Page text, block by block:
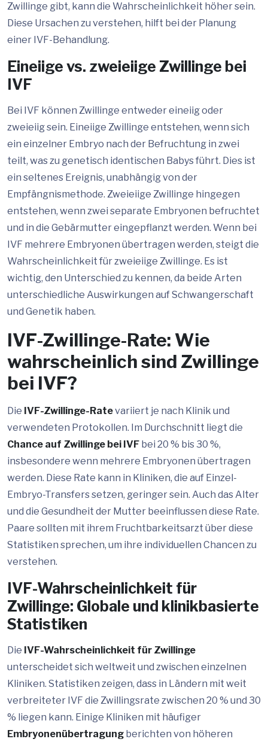
Zwillinge gibt, kann die Wahrscheinlichkeit höher sein.
Diese Ursachen zu verstehen, hilft bei der Planung
einer IVF-Behandlung.
Eineiige vs. zweieiige Zwillinge bei
IVF
Bei IVF können Zwillinge entweder eineiig oder
zweieiig sein. Eineiige Zwillinge entstehen, wenn sich
ein einzelner Embryo nach der Befruchtung in zwei
teilt, was zu genetisch identischen Babys führt. Dies ist
ein seltenes Ereignis, unabhängig von der
Empfängnismethode. Zweieiige Zwillinge hingegen
entstehen, wenn zwei separate Embryonen befruchtet
und in die Gebärmutter eingepflanzt werden. Wenn bei
IVF mehrere Embryonen übertragen werden, steigt die
Wahrscheinlichkeit für zweieiige Zwillinge. Es ist
wichtig, den Unterschied zu kennen, da beide Arten
unterschiedliche Auswirkungen auf Schwangerschaft
und Genetik haben.
IVF-Zwillinge-Rate: Wie
wahrscheinlich sind Zwillinge
bei IVF?
Die IVF-Zwillinge-Ratevariiert je nach Klinik und
verwendeten Protokollen. Im Durchschnitt liegt die
Chance auf Zwillinge bei IVF bei 20 % bis 30 %,
insbesondere wenn mehrere Embryonen übertragen
werden. Diese Rate kann in Kliniken, die auf Einzel-
Embryo-Transfers setzen, geringer sein. Auch das Alter
und die Gesundheit der Mutter beeinflussen diese Rate.
Paare sollten mit ihrem Fruchtbarkeitsarzt über diese
Statistiken sprechen, um ihre individuellen Chancen zu
verstehen.
IVF-Wahrscheinlichkeit für
Zwillinge: Globale und klinikbasierte
Statistiken
Die IVF-Wahrscheinlichkeit für Zwillinge
unterscheidet sich weltweit und zwischen einzelnen
Kliniken. Statistiken zeigen, dass in Ländern mit weit
verbreiteter IVF die Zwillingsrate zwischen 20 % und 30
% liegen kann. Einige Kliniken mit häufiger
Embryonenübertragung berichten von höheren